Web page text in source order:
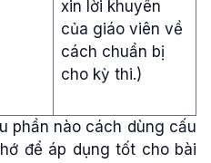
xin lời khuyên
của giáo viên về
cách chuẩn bị
cho kỳ thi.)
phần nào cách dùng cấu
để áp dụng tốt cho bài